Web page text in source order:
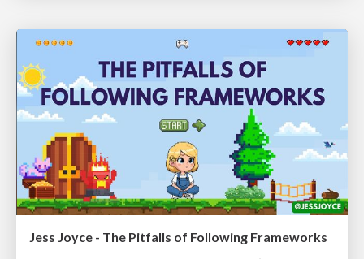
Jess Joyce - The Pitfalls of Following Frameworks